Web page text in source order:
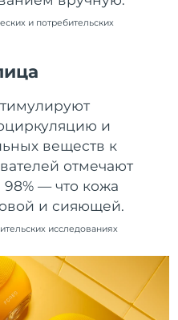
и потребительских
и
веществ к
отмечают
— что кожа
и сияющей.
исследованиях
8/10/26
Ожидаемая дата доставки
Ожидаемая дата доставки
Ожидаемая дата доставки
Ожидаемая дата доставки
8/10/26